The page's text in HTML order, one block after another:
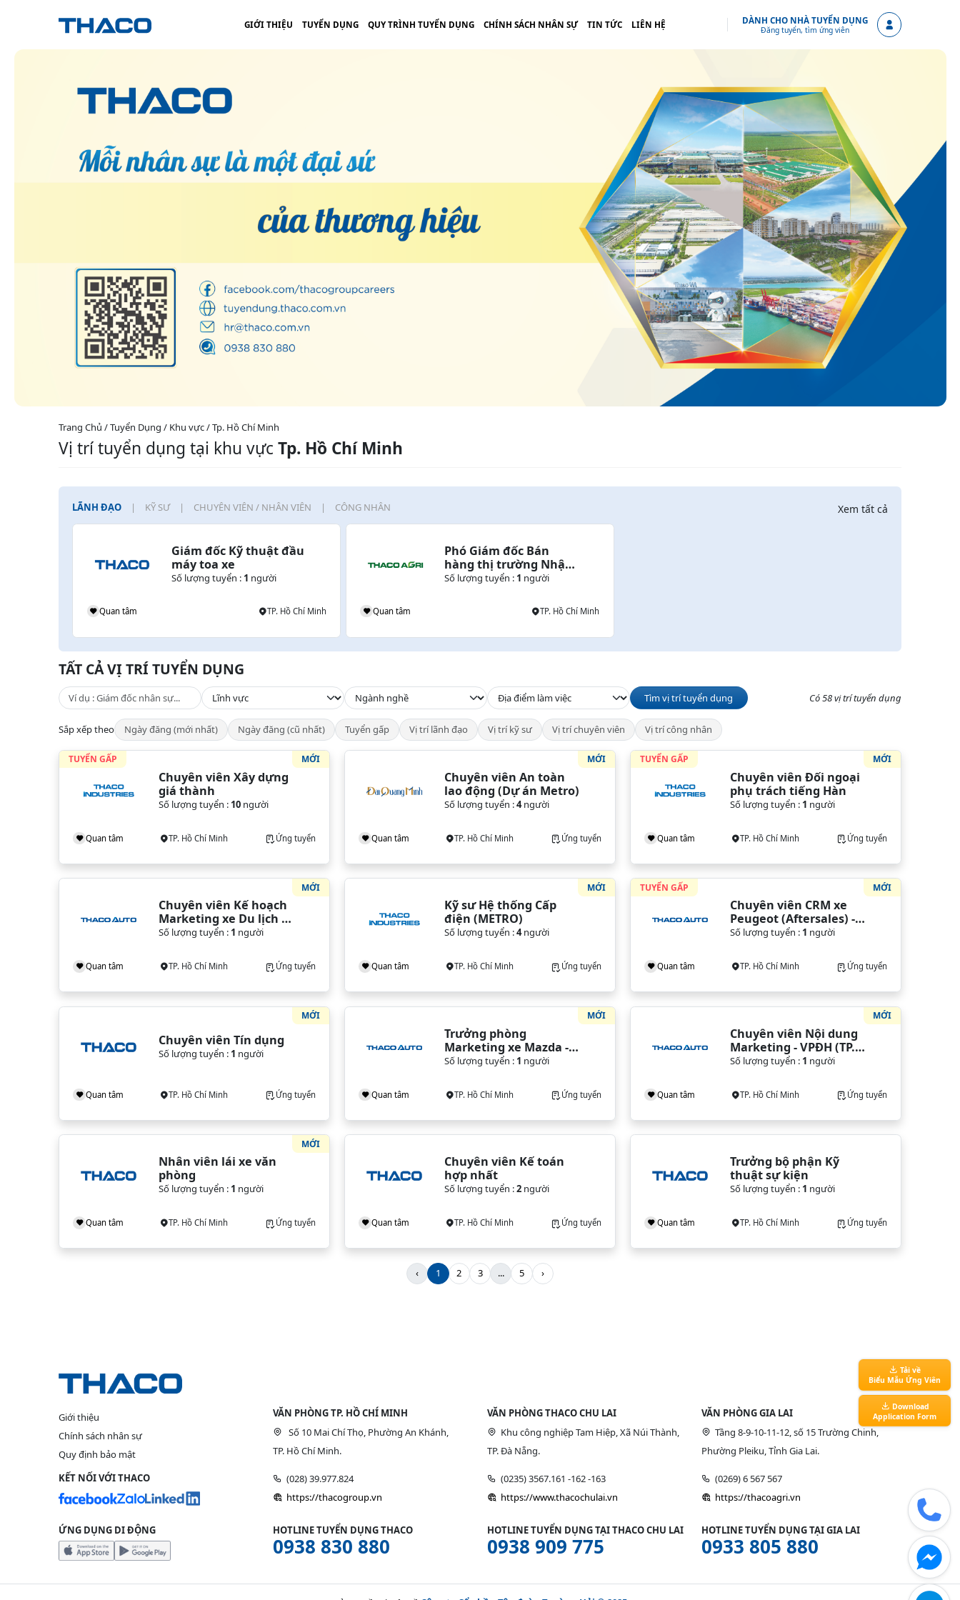
GIỚI THIỆU TUYỂN DỤNG QUY TRÌNH TUYỂN DỤNG CHÍNH SÁCH NHÂN SỰ TIN TỨC LIÊN HỆ DÀNH CHO NHÀ TUYỂN DỤNG
Đăng tuyển, tìm ứng viên
Trang Chủ / Tuyển Dụng / Khu vực / Tp. Hồ Chí Minh
Vị trí tuyển dụng tại khu vực Tp. Hồ Chí Minh
LÃNH ĐẠO KỸ SƯ CHUYÊN VIÊN / NHÂN VIÊN CÔNG NHÂN Xem tất cả
Giám đốc Kỹ thuật đầu
máy toa xe
Số lượng tuyển : 1 người
Quan tâm TP. Hồ Chí Minh
Phó Giám đốc Bán
hàng thị trường Nhật
Bản
Số lượng tuyển : 1 người
Quan tâm TP. Hồ Chí Minh
TẤT CẢ VỊ TRÍ TUYỂN DỤNG
Tìm vị trí tuyển dụng Có 58 vị trí tuyển dụng
Sắp xếp theo Ngày đăng (mới nhất) Ngày đăng (cũ nhất) Tuyển gấp Vị trí lãnh đạo Vị trí kỹ sư Vị trí chuyên viên Vị trí công nhân
Chuyên viên Xây dựng
giá thành
Số lượng tuyển : 10người
Quan tâm TP. Hồ Chí Minh Ứng tuyển
MỚI
TUYỂN GẤP
Chuyên viên An toàn
lao động (Dự án Metro)
Số lượng tuyển :4người
Quan tâm TP. Hồ Chí Minh Ứng tuyển
MỚI
Chuyên viên Đối ngoại
phụ trách tiếng Hàn
Số lượng tuyển : 1 người
Quan tâm TP. Hồ Chí Minh Ứng tuyển
MỚI
TUYỂN GẤP
Chuyên viên Kế hoạch
Marketing xe Du lịch -
VPĐH (TP. HCM)
Số lượng tuyển : 1 người
Quan tâm TP. Hồ Chí Minh Ứng tuyển
MỚI
Kỹ sư Hệ thống Cấp
điện (METRO)
Số lượng tuyển :4người
Quan tâm TP. Hồ Chí Minh Ứng tuyển
MỚI
Chuyên viên CRM xe
Peugeot (Aftersales) -
VPĐH (TP. HCM)
Số lượng tuyển : 1 người
Quan tâm TP. Hồ Chí Minh Ứng tuyển
MỚI
TUYỂN GẤP
Chuyên viên Tín dụng
Số lượng tuyển : 1 người
Quan tâm TP. Hồ Chí Minh Ứng tuyển
MỚI
Trưởng phòng
Marketing xe Mazda -
VPĐH (TP. HCM)
Số lượng tuyển : 1 người
Quan tâm TP. Hồ Chí Minh Ứng tuyển
MỚI
Chuyên viên Nội dung
Marketing - VPĐH (TP.
HCM)
Số lượng tuyển : 1 người
Quan tâm TP. Hồ Chí Minh Ứng tuyển
MỚI
Nhân viên lái xe văn
phòng
Số lượng tuyển : 1 người
Quan tâm TP. Hồ Chí Minh Ứng tuyển
MỚI
Chuyên viên Kế toán
hợp nhất
Số lượng tuyển :2người
Quan tâm TP. Hồ Chí Minh Ứng tuyển
Trưởng bộ phận Kỹ
thuật sự kiện
Số lượng tuyển : 1 người
Quan tâm TP. Hồ Chí Minh Ứng tuyển
‹ 1 2 3 ... 5 ›
Giới thiệu
Chính sách nhân sự
Quy định bảo mật
KẾT NỐI VỚI THACO
VĂN PHÒNG TP. HỒ CHÍ MINH
Số 10 Mai Chí Thọ, Phường An Khánh,
TP. Hồ Chí Minh.
(028) 39.977.824
https://thacogroup.vn
VĂN PHÒNG THACO CHU LAI
Khu công nghiệp Tam Hiệp, Xã Núi Thành,
TP. Đà Nẵng.
(0235) 3567.161 -162 -163
https://www.thacochulai.vn
VĂN PHÒNG GIA LAI
Tầng 8-9-10-11-12, số 15 Trường Chinh,
Phường Pleiku, Tỉnh Gia Lai.
(0269) 6 567 567
https://thacoagri.vn
ỨNG DỤNG DI ĐỘNG HOTLINE TUYỂN DỤNG THACO
0938 830 880
HOTLINE TUYỂN DỤNG TẠI THACO CHU LAI
0938 909 775
HOTLINE TUYỂN DỤNG TẠI GIA LAI
0933 805 880
Tải về
Biểu Mẫu Ứng Viên
Download
Application Form